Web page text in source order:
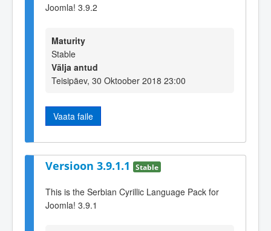
Joomla! 3.9.2
Maturity
Stable
Välja antud
Teisipäev, 30 Oktoober 2018 23:00
Vaata faile
Versioon 3.9.1.1 Stable
This is the Serbian Cyrillic Language Pack for
Joomla! 3.9.1